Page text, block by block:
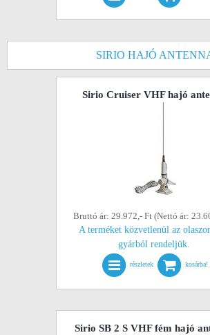
SIRIO HAJÓ
Sirio Cruiser VHF hajó
Bruttó ár: 29.972,- Ft (Nettó ár:
A terméket közvetlenül az
gyárból rendeljük.
részletek kosárba!
Sirio SB 2 S VHF fém hajó